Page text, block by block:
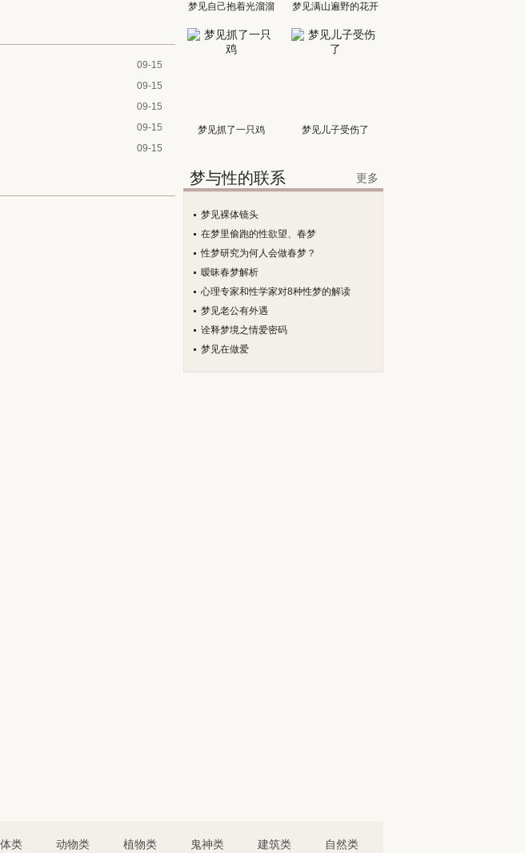
09-15
09-15
09-15
09-15
09-15
梦见自己抱着光溜溜
的小男婴
梦见满山遍野的花开
梦见抓了一只鸡 梦见儿子受伤了
梦与性的联系 更多
梦见裸体镜头
在梦里偷跑的性欲望、春梦
性梦研究为何人会做春梦？
暧昧春梦解析
心理专家和性学家对8种性梦的解读
梦见老公有外遇
诠释梦境之情爱密码
梦见在做爱
类 动物类 植物类 鬼神类 建筑类 自然类